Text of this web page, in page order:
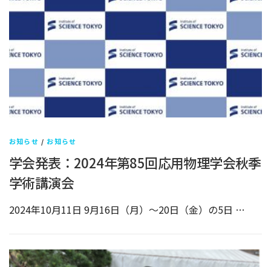
お知らせ /お知らせ
学会発表：2024年第85回応用物理学会秋季
学術講演会
2024年10月11日 9月16日（月）～20日（金）の5日 …